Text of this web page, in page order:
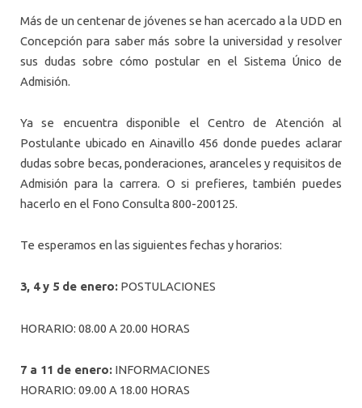
Más de un centenar de jóvenes se han acercado a la UDD en
Concepción para saber más sobre la universidad y resolver
sus dudas sobre cómo postular en el Sistema Único de
Admisión.
Ya se encuentra disponible el Centro de Atención al
Postulante ubicado en Ainavillo 456 donde puedes aclarar
dudas sobre becas, ponderaciones, aranceles y requisitos de
Admisión para la carrera. O si prefieres, también puedes
hacerlo en el Fono Consulta 800-200125.
Te esperamos en las siguientes fechas y horarios:
3, 4 y 5 de enero: POSTULACIONES
HORARIO: 08.00 A 20.00 HORAS
7 a 11 de enero: INFORMACIONES
HORARIO: 09.00 A 18.00 HORAS